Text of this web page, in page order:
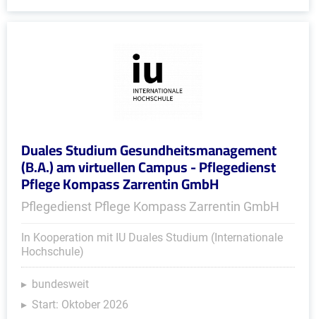
Duales Studium Gesundheitsmanagement
(B.A.) am virtuellen Campus - Pflegedienst
Pflege Kompass Zarrentin GmbH
Pflegedienst Pflege Kompass Zarrentin GmbH
In Kooperation mit IU Duales Studium (Internationale
Hochschule)
bundesweit
Start: Oktober 2026